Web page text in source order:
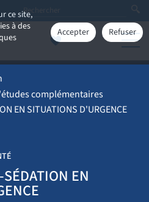
ce site,
à des
Accepter Refuser
complémentaires
EN SITUATIONS D'URGENCE
EN